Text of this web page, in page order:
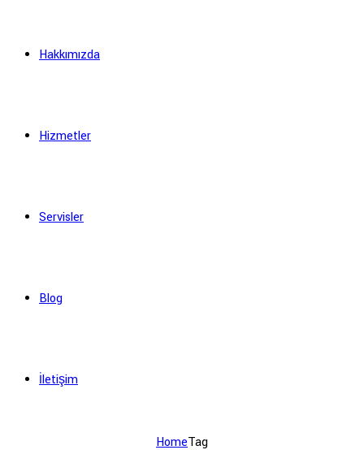
Hakkımızda
Hizmetler
Servisler
Blog
İletişim
HomeTag